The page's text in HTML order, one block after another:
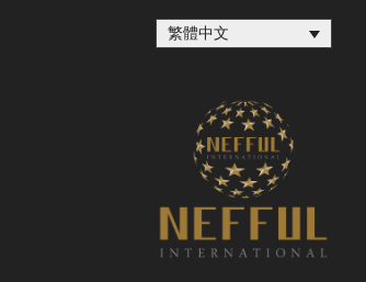
繁體中文